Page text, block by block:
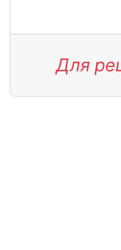
Для